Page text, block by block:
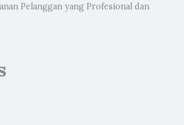
Pelanggan yang Profesional dan